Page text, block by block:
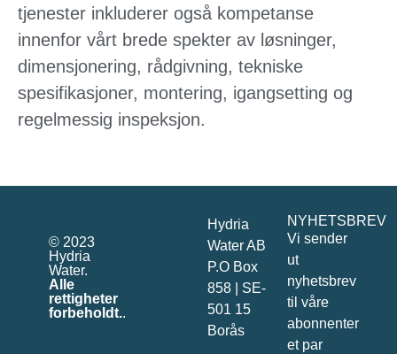
tjenester inkluderer også kompetanse
innenfor vårt brede spekter av løsninger,
dimensjonering, rådgivning, tekniske
spesifikasjoner, montering, igangsetting og
regelmessig inspeksjon.
© 2023
Hydria
Water.
Alle
rettigheter
forbeholdt..
Hydria
Water AB
P.O Box
858 | SE-
501 15
Borås
NYHETSBREV
Vi sender
ut
nyhetsbrev
til våre
abonnenter
et par